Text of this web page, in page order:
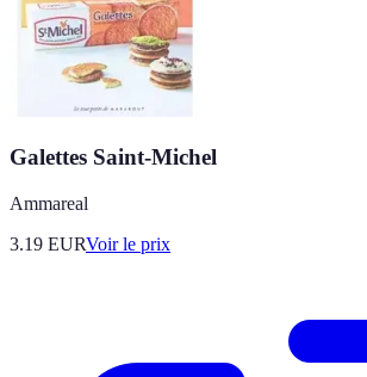
Galettes Saint-Michel
Ammareal
3.19 EURVoir le prix